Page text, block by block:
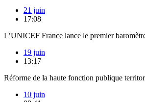
21 juin
17:08
L’UNICEF France lance le premier
19 juin
13:17
Réforme de la haute fonction publique
10 juin